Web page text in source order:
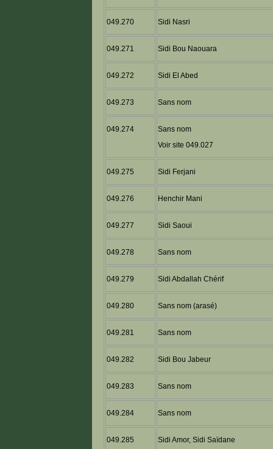
049.270 Sidi Nasri
049.271 Sidi Bou Naouara
049.272 Sidi El Abed
049.273 Sans nom
049.274
Sans nom
Voir site 049.027
049.275 Sidi Ferjani
049.276 Henchir Mani
049.277 Sidi Saoui
049.278 Sans nom
049.279 Sidi Abdallah Chérif
049.280 Sans nom (arasé)
049.281 Sans nom
049.282 Sidi Bou Jabeur
049.283 Sans nom
049.284 Sans nom
049.285 Sidi Amor, Sidi Saïdane